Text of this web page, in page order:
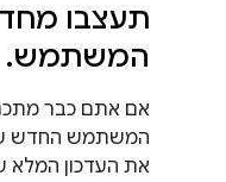
תעצבו
המשתמש.
אם אתם כבר
המשתמש החדש
את העדכון